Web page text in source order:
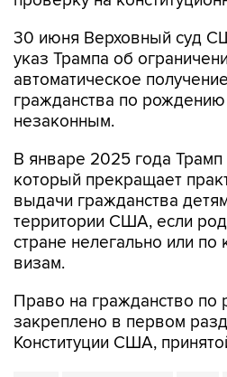
30 июня Верховный суд
указ Трампа об
автоматическое
гражданства по рождению
незаконным.
В январе 2025 года Трамп
который прекращает
выдачи гражданства
территории США, если
стране нелегально или по
визам.
Право на гражданство по
закреплено в первом
Конституции США,